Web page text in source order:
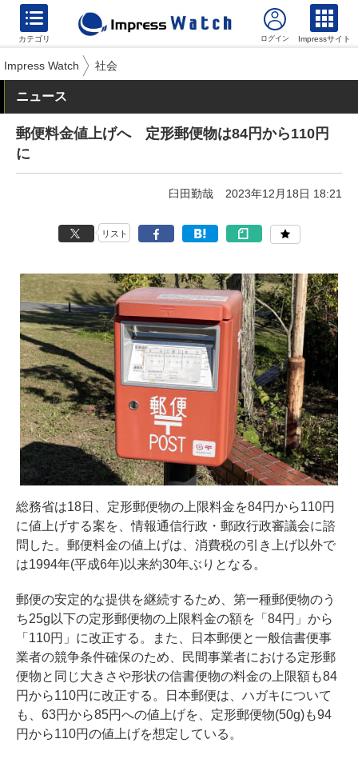
カテゴリ Impressサイト
Impress Watch 社会
ニュース
郵便料金値上げへ 定形郵便物は84円から110円
に
臼田勤哉 2023年12月18日 18:21
リスト
総務省は18日、定形郵便物の上限料金を84円から110円
に値上げする案を、情報通信行政・郵政行政審議会に諮
問した。郵便料金の値上げは、消費税の引き上げ以外で
は1994年(平成6年)以来約30年ぶりとなる。
郵便の安定的な提供を継続するため、第一種郵便物のう
ち25g以下の定形郵便物の上限料金の額を「84円」から
「110円」に改正する。また、日本郵便と一般信書便事
業者の競争条件確保のため、民間事業者における定形郵
便物と同じ大きさや形状の信書便物の料金の上限額も84
円から110円に改正する。日本郵便は、ハガキについて
も、63円から85円への値上げを、定形郵便物(50g)も94
円から110円の値上げを想定している。